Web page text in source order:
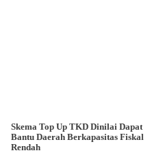
Skema Top Up TKD Dinilai Dapat
Bantu Daerah Berkapasitas Fiskal
Rendah